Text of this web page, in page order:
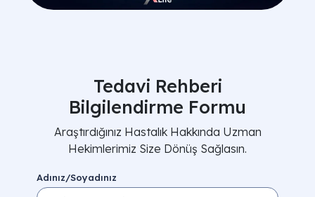
Tedavi Rehberi
Bilgilendirme Formu
Araştırdığınız Hastalık Hakkında Uzman
Hekimlerimiz Size Dönüş Sağlasın.
Adınız/Soyadınız